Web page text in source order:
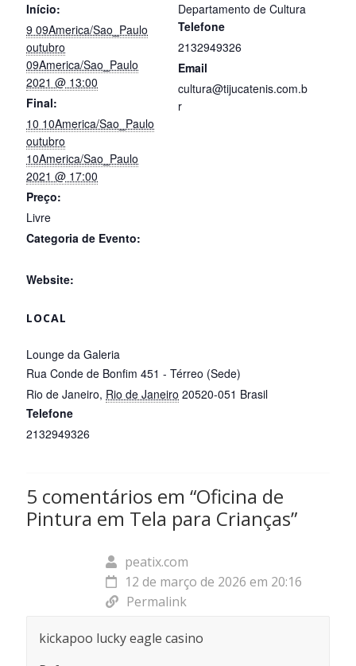
Início:
9 09America/Sao_Paulo
outubro
09America/Sao_Paulo
2021 @ 13:00
Final:
10 10America/Sao_Paulo
outubro
10America/Sao_Paulo
2021 @ 17:00
Preço:
Livre
Categoria de Evento:
Website:
LOCAL
Lounge da Galeria
Rua Conde de Bonfim 451 - Térreo (Sede)
Rio de Janeiro, Rio de Janeiro 20520-051 Brasil
Telefone
2132949326
Departamento de Cultura
Telefone
2132949326
Email
cultura@tijucatenis.com.b
r
5 comentários em “Oficina de
Pintura em Tela para Crianças”
peatix.com
12 de março de 2026 em 20:16
Permalink
kickapoo lucky eagle casino